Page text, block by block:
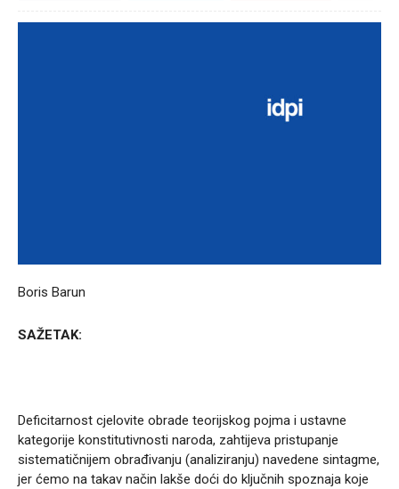
Boris Barun
SAŽETAK:
Deficitarnost cjelovite obrade teorijskog pojma i ustavne
kategorije konstitutivnosti naroda, zahtijeva pristupanje
sistematičnijem obrađivanju (analiziranju) navedene sintagme,
jer ćemo na takav način lakše doći do ključnih spoznaja koje